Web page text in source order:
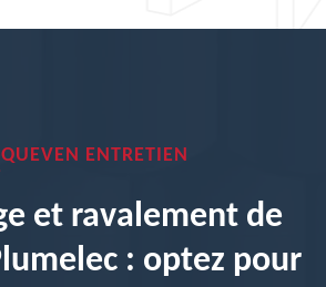
QUEVEN ENTRETIEN
et ravalement de
: optez pour